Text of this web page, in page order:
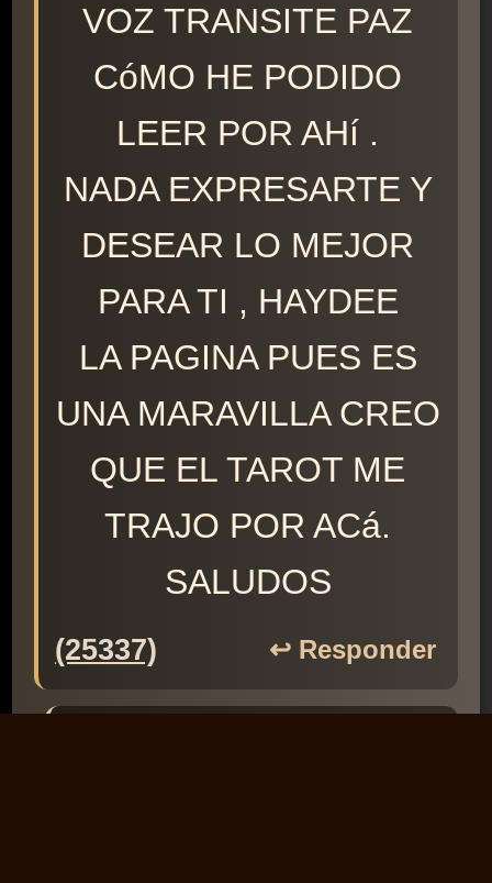
VOZ TRANSITE PAZ
CóMO HE PODIDO
LEER POR AHí .
NADA EXPRESARTE Y
DESEAR LO MEJOR
PARA TI , HAYDEE
LA PAGINA PUES ES
UNA MARAVILLA CREO
QUE EL TAROT ME
TRAJO POR ACá.
SALUDOS
(25337) ↩️ Responder